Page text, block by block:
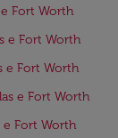
Fort Worth
e Fort Worth
e Fort Worth
e Fort Worth
e Fort Worth